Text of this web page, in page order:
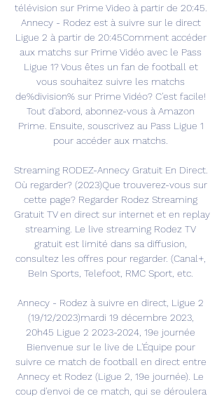
télévision sur Prime Video à partir de 20:45.
Annecy - Rodez est à suivre sur le direct
Ligue 2 à partir de 20:45Comment accéder
aux matchs sur Prime Vidéo avec le Pass
Ligue 1? Vous êtes un fan de football et
vous souhaitez suivre les matchs
de%division% sur Prime Vidéo? C'est facile!
Tout d'abord, abonnez-vous à Amazon
Prime. Ensuite, souscrivez au Pass Ligue 1
pour accéder aux matchs.
Streaming RODEZ-Annecy Gratuit En Direct.
Où regarder? (2023)Que trouverez-vous sur
cette page? Regarder Rodez Streaming
Gratuit TV en direct sur internet et en replay
streaming. Le live streaming Rodez TV
gratuit est limité dans sa diffusion,
consultez les offres pour regarder. (Canal+,
BeIn Sports, Telefoot, RMC Sport, etc.
Annecy - Rodez à suivre en direct, Ligue 2
(19/12/2023)mardi 19 décembre 2023,
20h45 Ligue 2 2023-2024, 19e journée
Bienvenue sur le live de L'Équipe pour
suivre ce match de football en direct entre
Annecy et Rodez (Ligue 2, 19e journée). Le
coup d'envoi de ce match, qui se déroulera